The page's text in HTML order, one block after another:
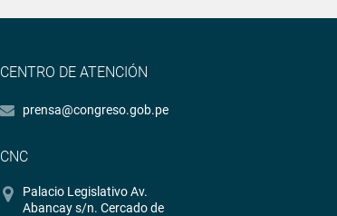
CENTRO DE ATENCIÓN
prensa@congreso.gob.pe
CNC
Palacio Legislativo Av.
Abancay s/n. Cercado de